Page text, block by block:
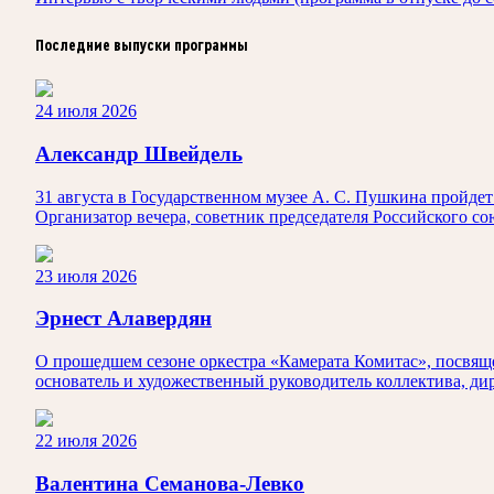
Последние выпуски программы
24 июля 2026
Александр Швейдель
31 августа в Государственном музее А. С. Пушкина
Организатор вечера, советник председателя
23 июля 2026
Эрнест Алавердян
О прошедшем сезоне оркестра «Камерата Комитас»,
основатель и художественный руководитель коллектива,
22 июля 2026
Валентина Семанова-Левко